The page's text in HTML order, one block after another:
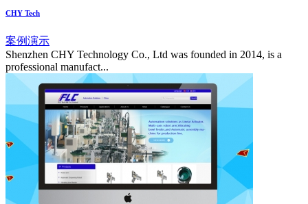
CHY Tech
案例演示
Shenzhen CHY Technology Co., Ltd was founded in 2014, is a
professional manufact...